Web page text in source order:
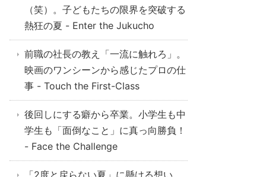
（笑）。子どもたちの限界を突破する
熱狂の夏 - Enter the Jukucho
前職の社長の教え「一流に触れろ」。
映画のワンシーンから感じたプロの仕
事 - Touch the First-Class
後回しにする癖から卒業。小学生も中
学生も「面倒なこと」に真っ向勝負！
- Face the Challenge
「2度と戻らない夏」に懸ける想い。